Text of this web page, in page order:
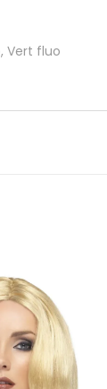
Vert fluo